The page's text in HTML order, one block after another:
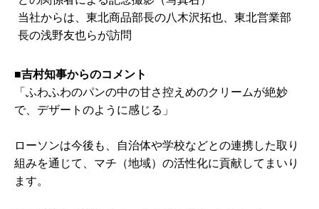
当社からは、東北商品部長の八木沢拓也、東北営業部
長の浅野友也らが訪問
■吉村知事からのコメント
「ふわふわのパンの中の甘さ控えめのクリームが絶妙
で、デザートのように感じる」
ローソンは今後も、自治体や学校などとの連携した取り
組みを通じて、マチ（地域）の活性化に貢献してまいり
ます。